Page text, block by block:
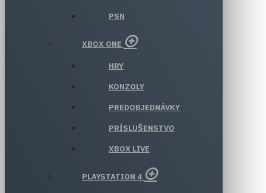
PSN
XBOX ONE
HRY
KONZOLY
PREDOBJEDNÁVKY
PRÍSLUŠENSTVO
XBOX LIVE
PLAYSTATION 4